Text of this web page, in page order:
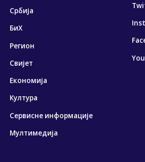
Србија
БиХ
Регион
Свијет
Економија
Култура
Сервисне информације
Мултимедија